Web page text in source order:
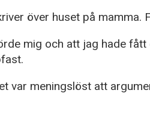
över huset på
mig och att jag hade
meningslöst att